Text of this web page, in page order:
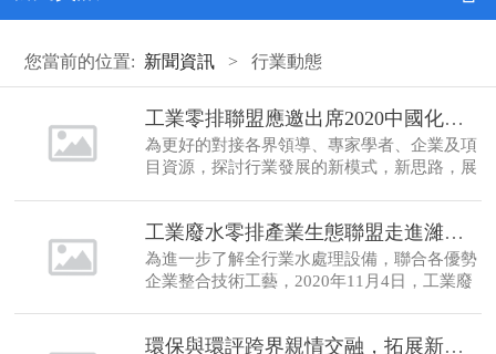
您當前的位置: 新聞資訊 > 行業動態
工業零排聯盟應邀出席2020中國化工產學研高峰論壇
為更好的對接各界領導、專家學者、企業及項
目資源，探討行業發展的新模式，新思路，展
饒，出席2020（第十屆）中國化工產學研高峰
論壇。
工業廢水零排產業生態聯盟走進濰坊考察交流
為進一步了解全行業水處理設備，聯合各優勢
企業整合技術工藝，2020年11月4日，工業廢
環保與環評跨界親情交融，拓展新機遇